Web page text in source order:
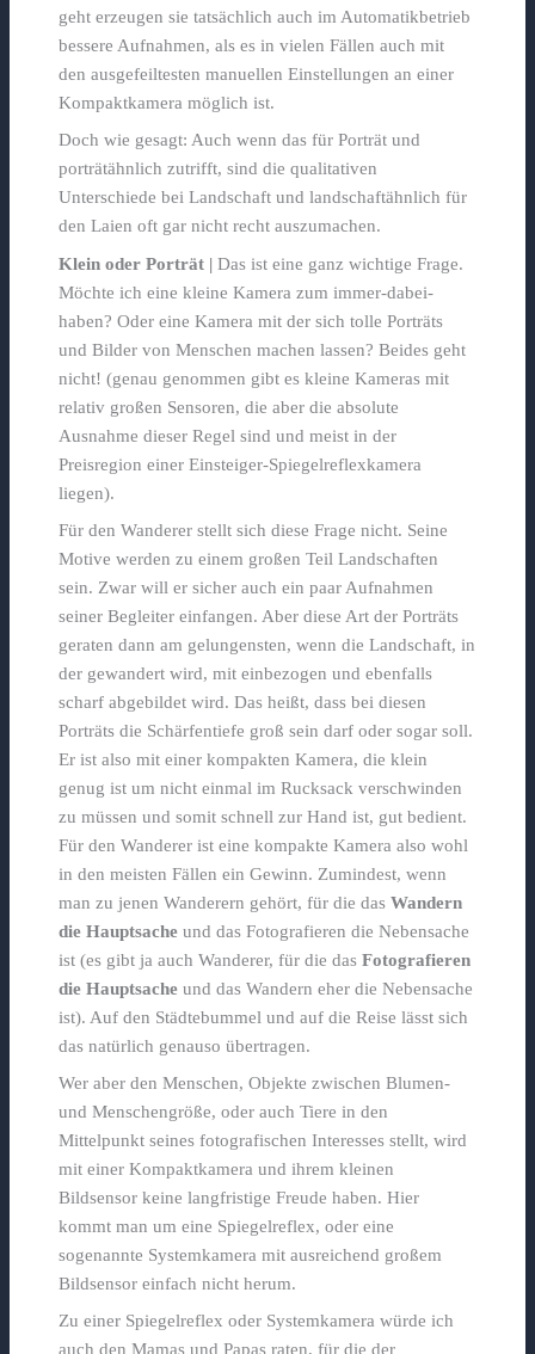
geht erzeugen sie tatsächlich auch im Automatikbetrieb
bessere Aufnahmen, als es in vielen Fällen auch mit
den ausgefeiltesten manuellen Einstellungen an einer
Kompaktkamera möglich ist.
Doch wie gesagt: Auch wenn das für Porträt und
porträtähnlich zutrifft, sind die qualitativen
Unterschiede bei Landschaft und landschaftähnlich für
den Laien oft gar nicht recht auszumachen.
Klein oder Porträt |Das ist eine ganz wichtige Frage.
Möchte ich eine kleine Kamera zum immer-dabei-
haben? Oder eine Kamera mit der sich tolle Porträts
und Bilder von Menschen machen lassen? Beides geht
nicht! (genau genommen gibt es kleine Kameras mit
relativ großen Sensoren, die aber die absolute
Ausnahme dieser Regel sind und meist in der
Preisregion einer Einsteiger-Spiegelreflexkamera
liegen).
Für den Wanderer stellt sich diese Frage nicht. Seine
Motive werden zu einem großen Teil Landschaften
sein. Zwar will er sicher auch ein paar Aufnahmen
seiner Begleiter einfangen. Aber diese Art der Porträts
geraten dann am gelungensten, wenn die Landschaft, in
der gewandert wird, mit einbezogen und ebenfalls
scharf abgebildet wird. Das heißt, dass bei diesen
Porträts die Schärfentiefe groß sein darf oder sogar soll.
Er ist also mit einer kompakten Kamera, die klein
genug ist um nicht einmal im Rucksack verschwinden
zu müssen und somit schnell zur Hand ist, gut bedient.
Für den Wanderer ist eine kompakte Kamera also wohl
in den meisten Fällen ein Gewinn. Zumindest, wenn
man zu jenen Wanderern gehört, für die dasWandern
die Hauptsache und das Fotografieren die Nebensache
ist (es gibt ja auch Wanderer, für die dasFotografieren
die Hauptsache und das Wandern eher die Nebensache
ist). Auf den Städtebummel und auf die Reise lässt sich
das natürlich genauso übertragen.
Wer aber den Menschen, Objekte zwischen Blumen-
und Menschengröße, oder auch Tiere in den
Mittelpunkt seines fotografischen Interesses stellt, wird
mit einer Kompaktkamera und ihrem kleinen
Bildsensor keine langfristige Freude haben. Hier
kommt man um eine Spiegelreflex, oder eine
sogenannte Systemkamera mit ausreichend großem
Bildsensor einfach nicht herum.
Zu einer Spiegelreflex oder Systemkamera würde ich
auch den Mamas und Papas raten, für die der